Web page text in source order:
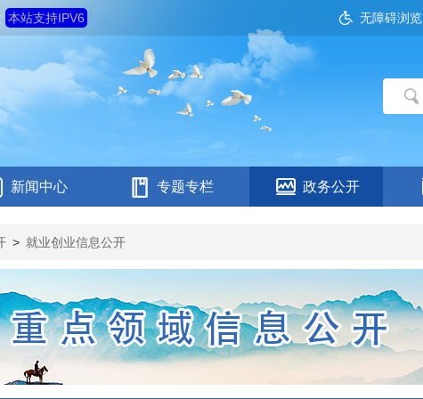
本站支持IPV6 无障碍浏览
新闻中心 专题专栏 政务公开
> 就业创业信息公开